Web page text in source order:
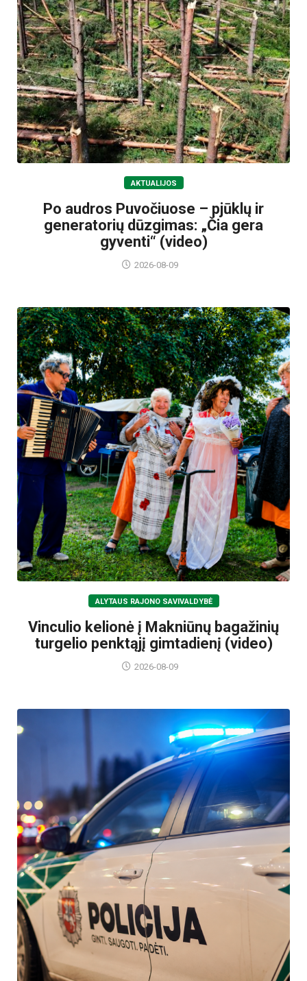
AKTUALIJOS
Po audros Puvočiuose – pjūklų ir
generatorių dūzgimas: „Čia gera
gyventi“ (video)
2026-08-09
ALYTAUS RAJONO SAVIVALDYBĖ
Vinculio kelionė į Makniūnų bagažinių
turgelio penktąjį gimtadienį (video)
2026-08-09